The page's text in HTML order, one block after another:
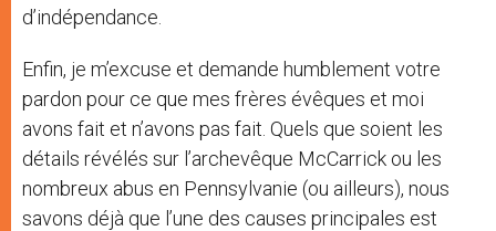
d’indépendance.
Enfin, je m’excuse et demande humblement votre
pardon pour ce que mes frères évêques et moi
avons fait et n’avons pas fait. Quels que soient les
détails révélés sur l’archevêque McCarrick ou les
nombreux abus en Pennsylvanie (ou ailleurs), nous
savons déjà que l’une des causes principales est